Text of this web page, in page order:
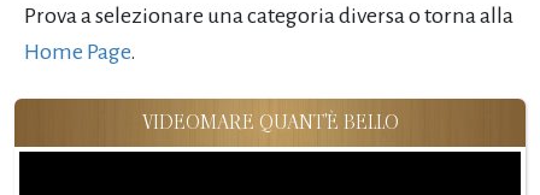
Prova a selezionare una categoria diversa o torna alla
Home Page.
VIDEOMARE QUANT'È BELLO